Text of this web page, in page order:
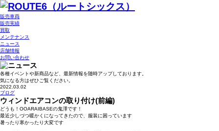
販売車両
販売実績
買取
メンテナンス
ニュース
店舗情報
お問い合わせ
各種イベントや新商品など、最新情報を随時アップしております。
気になる方はぜひご覧ください。
2022.03.02
ブログ
ウィンドエアコンの取り付け(前編)
どうも！OOARAIBASEの鬼澤です！
最近少しづつ暖かくになってきたので、服装に困っています
暑ったり寒かったり大変です